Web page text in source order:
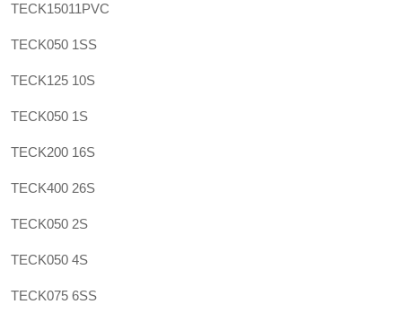
TECK15011PVC
TECK050 1SS
TECK125 10S
TECK050 1S
TECK200 16S
TECK400 26S
TECK050 2S
TECK050 4S
TECK075 6SS